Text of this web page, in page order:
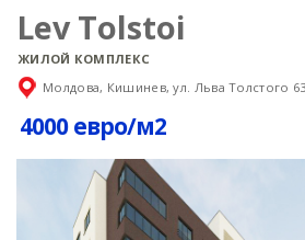
Lev Tolstoi
ЖИЛОЙ КОМПЛЕКС
Молдова, Кишинев, ул. Льва Толстого 63
4000 евро/м2